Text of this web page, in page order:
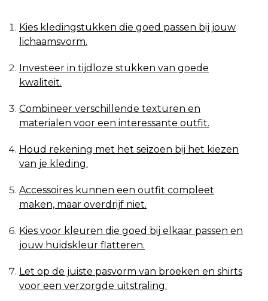
Kies kledingstukken die goed passen bij jouw
lichaamsvorm.
Investeer in tijdloze stukken van goede
kwaliteit.
Combineer verschillende texturen en
materialen voor een interessante outfit.
Houd rekening met het seizoen bij het kiezen
van je kleding.
Accessoires kunnen een outfit compleet
maken, maar overdrijf niet.
Kies voor kleuren die goed bij elkaar passen en
jouw huidskleur flatteren.
Let op de juiste pasvorm van broeken en shirts
voor een verzorgde uitstraling.